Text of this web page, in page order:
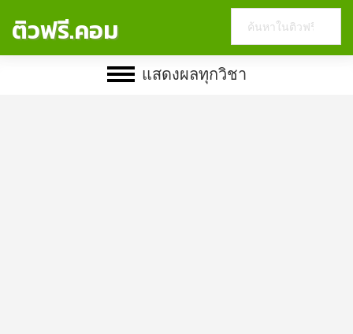
ติวฟรี.คอม
website
แสดงผลทุกวิชา